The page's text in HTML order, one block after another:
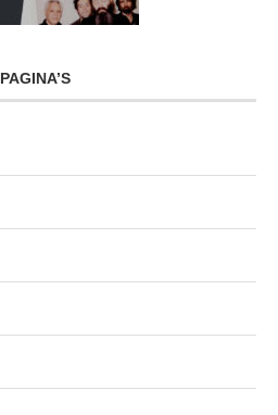
PAGINA’S